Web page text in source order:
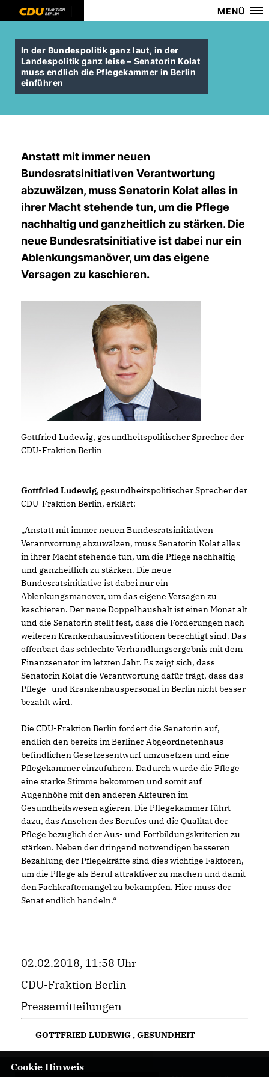
MENÜ
In der Bundespolitik ganz laut, in der
Landespolitik ganz leise – Senatorin Kolat
muss endlich die Pflegekammer in Berlin
einführen
Anstatt mit immer neuen
Bundesratsinitiativen Verantwortung
abzuwälzen, muss Senatorin Kolat alles in
ihrer Macht stehende tun, um die Pflege
nachhaltig und ganzheitlich zu stärken. Die
neue Bundesratsinitiative ist dabei nur ein
Ablenkungsmanöver, um das eigene
Versagen zu kaschieren.
Gottfried Ludewig, gesundheitspolitischer Sprecher der
CDU-Fraktion Berlin
Gottfried Ludewig, gesundheitspolitischer Sprecher der
CDU-Fraktion Berlin, erklärt:
Anstatt mit immer neuen Bundesratsinitiativen
Verantwortung abzuwälzen, muss Senatorin Kolat alles
in ihrer Macht stehende tun, um die Pflege nachhaltig
und ganzheitlich zu stärken. Die neue
Bundesratsinitiative ist dabei nur ein
Ablenkungsmanöver, um das eigene Versagen zu
kaschieren. Der neue Doppelhaushalt ist einen Monat alt
und die Senatorin stellt fest, dass die Forderungen nach
weiteren Krankenhausinvestitionen berechtigt sind. Das
offenbart das schlechte Verhandlungsergebnis mit dem
Finanzsenator im letzten Jahr. Es zeigt sich, dass
Senatorin Kolat die Verantwortung dafür trägt, dass das
Pflege- und Krankenhauspersonal in Berlin nicht besser
bezahlt wird.
Die CDU-Fraktion Berlin fordert die Senatorin auf,
endlich den bereits im Berliner Abgeordnetenhaus
befindlichen Gesetzesentwurf umzusetzen und eine
Pflegekammer einzuführen. Dadurch würde die Pflege
eine starke Stimme bekommen und somit auf
Augenhöhe mit den anderen Akteuren im
Gesundheitswesen agieren. Die Pflegekammer führt
dazu, das Ansehen des Berufes und die Qualität der
Pflege bezüglich der Aus- und Fortbildungskriterien zu
stärken. Neben der dringend notwendigen besseren
Bezahlung der Pflegekräfte sind dies wichtige Faktoren,
um die Pflege als Beruf attraktiver zu machen und damit
den Fachkräftemangel zu bekämpfen. Hier muss der
Senat endlich handeln.“
02.02.2018, 11:58 Uhr
CDU-Fraktion Berlin
Pressemitteilungen
GOTTFRIED LUDEWIG,GESUNDHEIT
Cookie Hinweis